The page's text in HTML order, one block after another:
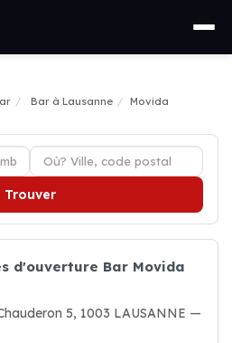
Bar à Lausanne Movida
Trouver
d'ouverture Bar Movida
5, 1003 LAUSANNE —